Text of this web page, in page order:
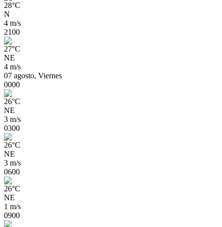
28°C
N
4 m/s
2100
27°C
NE
4 m/s
07 agosto, Viernes
0000
26°C
NE
3 m/s
0300
26°C
NE
3 m/s
0600
26°C
NE
1 m/s
0900